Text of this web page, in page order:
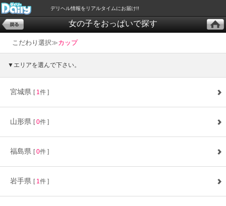
デリヘル情報をリアルタイムにお届け!!
女の子をおっぱいで探す
こだわり選択≫カップ
▼エリアを選んで下さい。
宮城県 [ 1件 ]
山形県 [0件 ]
福島県 [0件 ]
岩手県 [ 1件 ]